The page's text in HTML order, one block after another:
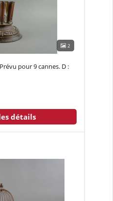
2
pour 9 cannes. D :
détails